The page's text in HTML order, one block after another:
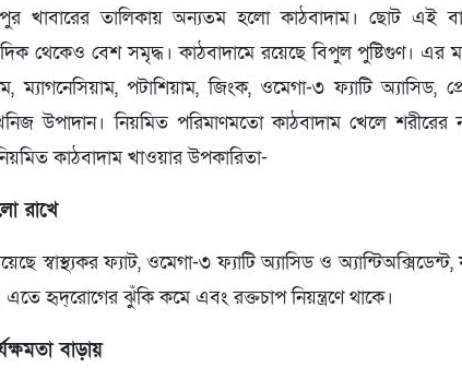
খাবারের তালিকায় অন্যতম হলো কাঠবাদাম। ছোট এই
থেকেও বেশ সমৃদ্ধ। কাঠবাদামে রয়েছে বিপুল পুষ্টিগুণ। এর
ম্যাগনেসিয়াম, পটাশিয়াম, জিংক, ওমেগা-৩ ফ্যাটি অ্যাসিড,
উপাদান। নিয়মিত পরিমাণমতো কাঠবাদাম খেলে
কাঠবাদাম খাওয়ার উপকারিতা-
রাখে
স্বাস্থ্যকর ফ্যাট, ওমেগা-৩ ফ্যাটি অ্যাসিড ও
এতে হৃদ্‌রোগের ঝুঁকি কমে এবং রক্তচাপ নিয়ন্ত্রণে থাকে।
বাড়ায়